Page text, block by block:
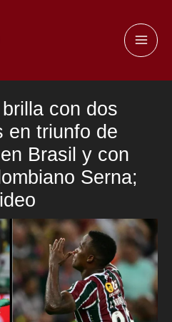
con dos
en triunfo de
Brasil y con
Serna;